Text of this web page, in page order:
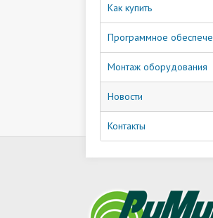
Как купить
Программное
Монтаж оборудования
Новости
Контакты